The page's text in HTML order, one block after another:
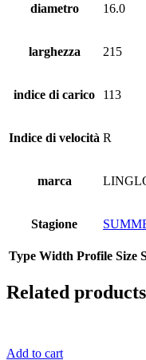
diametro 16.0
larghezza 215
indice di carico 113
Indice di velocità R
marca
Stagione
Type Width Profile Size
Related products
Add to cart